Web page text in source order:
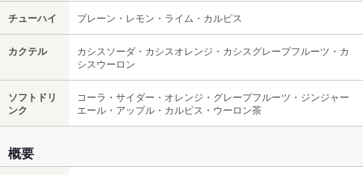
チューハイ プレーン・レモン・ライム・カルピス
カクテル
カシスソーダ・カシスオレンジ・カシスグレープフルーツ・カ
シスウーロン
ソフトドリ
ンク
コーラ・サイダー・オレンジ・グレープフルーツ・ジンジャー
エール・アップル・カルピス・ウーロン茶
概要